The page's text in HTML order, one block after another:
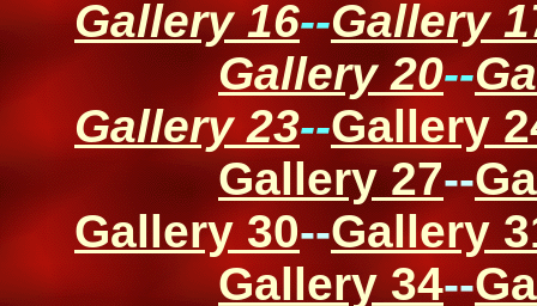
Gallery 16--Gallery
Gallery 20--
Gallery 23--Gallery
Gallery 27--
Gallery 30--Gallery
Gallery 34--